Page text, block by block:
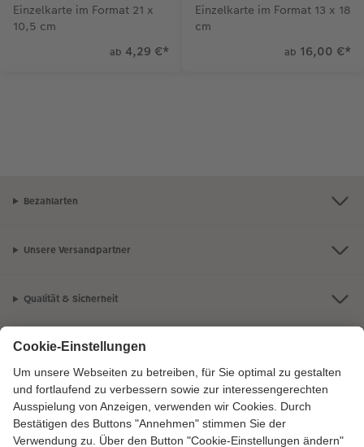
Einzelkarte im Format 21 x
10,5 cm
ab 4,29 €*
Einzelkarte im Format 13 x 18
cm
ab 16,00 €*
Bezahlarten
Unsere Versandpartner
Qualität & Sicherheit
Zertifizierungen & Initiativen
CEWE Fotowelt